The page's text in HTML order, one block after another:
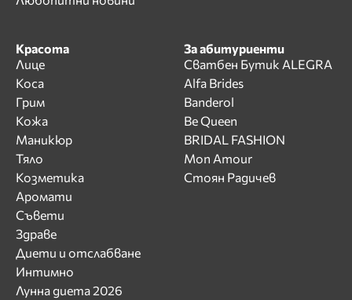
Красота
Лице
Коса
Грим
Кожа
Маникюр
Тяло
Козметика
Аромати
Съвети
Здраве
Диети и отслабване
Интимно
Лунна диета 2026
За абитуриенти
Сватбен Бутик ALEGRA
Alfa Brides
Banderol
Be Queen
BRIDAL FASHION
Mon Amour
Стоян Радичев